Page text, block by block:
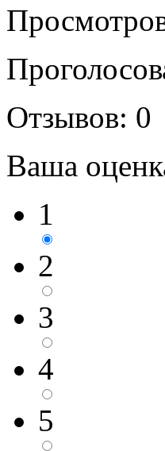
Отзывов: 0
Ваша
1
2
3
4
5